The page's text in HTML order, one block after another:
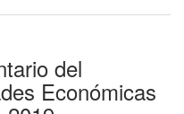
del
Económicas